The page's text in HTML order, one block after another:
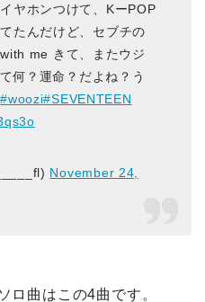
ヤホンつけて、KーPOP
たんだけど、セブチの
me きて、またウジ
何？運命？だよね？う
#woozi#SEVENTEEN
November 24,
ロ曲はこの4曲です。